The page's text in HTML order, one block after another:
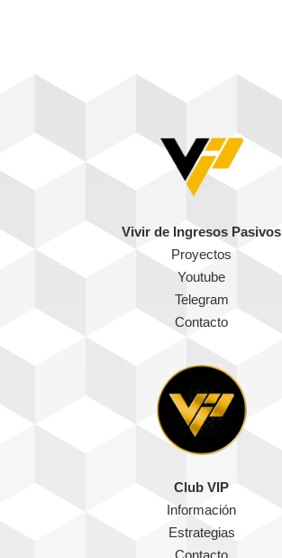
Vivir de Ingresos Pasivos
Proyectos
Youtube
Telegram
Contacto
Club VIP
Información
Estrategias
Contacto